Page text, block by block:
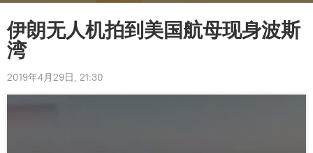
伊朗无人机拍到美国航母现身波斯
湾
2019年4月29日, 21:30